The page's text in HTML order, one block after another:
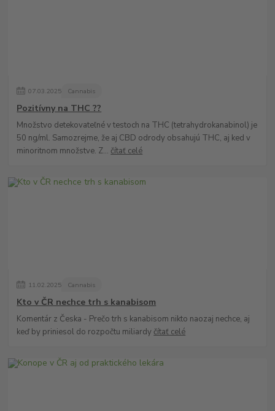
07.03.2025 Cannabis
Pozitívny na THC ??
Množstvo detekovateľné v testoch na THC (tetrahydrokanabinol) je
50 ng/ml. Samozrejme, že aj CBD odrody obsahujú THC, aj ked v
minoritnom množstve. Z... čítať celé
11.02.2025 Cannabis
Kto v ČR nechce trh s kanabisom
Komentár z Česka - Prečo trh s kanabisom nikto naozaj nechce, aj
keď by priniesol do rozpočtu miliardy čítať celé